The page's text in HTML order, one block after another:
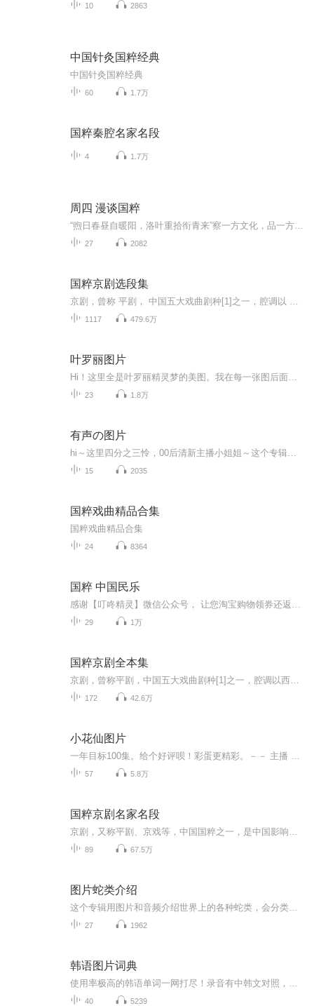
10 2863
中国针灸国粹经典
中国针灸国粹经典
60 1.7万
国粹秦腔名家名段
4 1.7万
周四 漫谈国粹
27 2082
国粹京剧选段集
1117 479.6万
叶罗丽图片
23 1.8万
有声の图片
15 2035
国粹戏曲精品合集
国粹戏曲精品合集
24 8364
国粹 中国民乐
29 1万
国粹京剧全本集
172 42.6万
小花仙图片
57 5.8万
国粹京剧名家名段
89 67.5万
图片蛇类介绍
27 1962
韩语图片词典
40 5239